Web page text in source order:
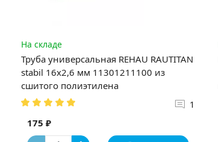
На складе
Труба универсальная REHAU RAUTITAN
stabil 16х2,6 мм 11301211100 из
сшитого полиэтилена
1
175 ₽